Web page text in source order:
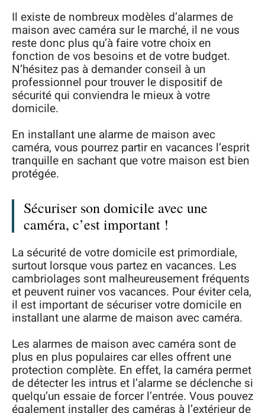
Il existe de nombreux modèles d’alarmes de
maison avec caméra sur le marché, il ne vous
reste donc plus qu’à faire votre choix en
fonction de vos besoins et de votre budget.
N’hésitez pas à demander conseil à un
professionnel pour trouver le dispositif de
sécurité qui conviendra le mieux à votre
domicile.
En installant une alarme de maison avec
caméra, vous pourrez partir en vacances l’esprit
tranquille en sachant que votre maison est bien
protégée.
Sécuriser son domicile avec une
caméra, c’est important !
La sécurité de votre domicile est primordiale,
surtout lorsque vous partez en vacances. Les
cambriolages sont malheureusement fréquents
et peuvent ruiner vos vacances. Pour éviter cela,
il est important de sécuriser votre domicile en
installant une alarme de maison avec caméra.
Les alarmes de maison avec caméra sont de
plus en plus populaires car elles offrent une
protection complète. En effet, la caméra permet
de détecter les intrus et l’alarme se déclenche si
quelqu’un essaie de forcer l’entrée. Vous pouvez